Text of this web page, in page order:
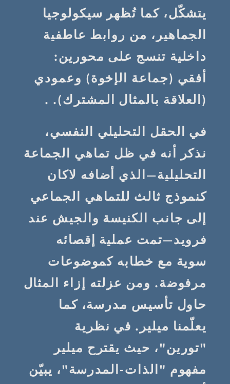
يتشكّل، كما تُظهر سيكولوجيا
الجماهير، من روابط عاطفية
داخلية تنسج على محورين:
أفقي (جماعة الإخوة) وعمودي
(العلاقة بالمثال المشترك). .
في الحقل التحليلي النفسي،
نذكر أنه في ظل تماهي الجماعة
التحليلية—الذي أضافه لاكان
كنموذج ثالث للتماهي الجماعي
إلى جانب الكنيسة والجيش عند
فرويد—تمت عملية إقصائه
سوية مع خطابه كموضوعات
مرفوضة. ومن عزلته إزاء المثال
حاول تأسيس مدرسة، كما
يعلّمنا ميلير. في نظرية
"تورين"، حيث يقترح ميلير
مفهوم "الذات-المدرسة"، يبيّن